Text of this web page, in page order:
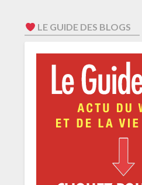
LE GUIDE DES BLOGS